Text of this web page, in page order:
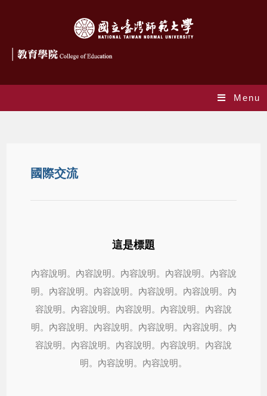
Menu
國際交流
這是標題
內容說明。內容說明。內容說明。內容說明。內容說
明。內容說明。內容說明。內容說明。內容說明。內
容說明。內容說明。內容說明。內容說明。內容說
明。內容說明。內容說明。內容說明。內容說明。內
容說明。內容說明。內容說明。內容說明。內容說
明。內容說明。內容說明。